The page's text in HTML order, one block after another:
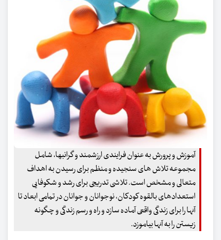
آموزش و پرورش به عنوان فرایندی ارزشمند و گرانبها، شامل
مجموعه تلاش های سنجیده و منظم برای رسیدن به اهداف
متعالی و مشخص است. تلاشی تدریجی برای رشد و شکوفایی
استعدادهای بالقوه کودکان، نوجوانان و جوانان در تمامی ابعاد تا
آنها را برای زندگی واقعی آماده سازد و راه و رسم زندگی و چگونه
زیستن را به آنها بیاموزد.